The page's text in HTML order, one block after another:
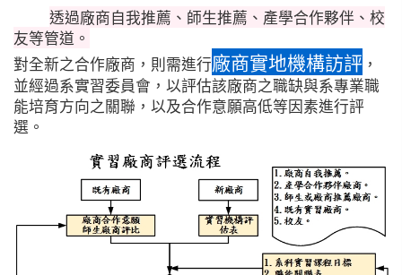
透過廠商自我推薦、師生推薦、產學合作夥伴、校
友等管道。
對全新之合作廠商，則需進行廠商實地機構訪評 ，
並經過系實習委員會，以評估該廠商之職缺與系專業職
能培育方向之關聯，以及合作意願高低等因素進行評
選。